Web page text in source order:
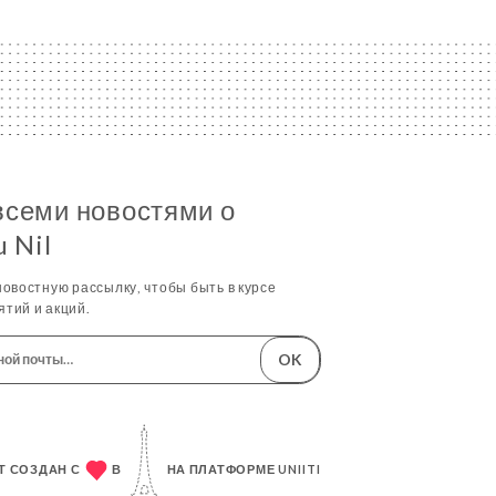
новостями о
Nil
рассылку, чтобы быть в курсе
и акций.
OK
СОЗДАН С В НА ПЛАТФОРМЕUNIITI